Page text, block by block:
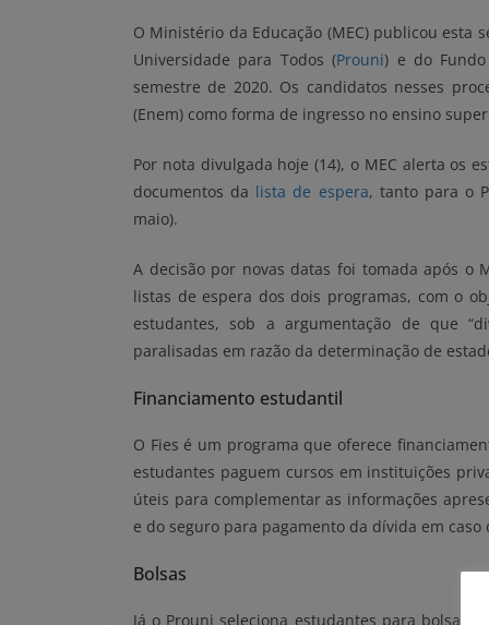
O Ministério da Educação (MEC) publicou esta
Universidade para Todos (Prouni) e do
semestre de 2020. Os candidatos nesses
(Enem) como forma de ingresso no ensino
Por nota divulgada hoje (14), o MEC alerta os
documentos da lista de espera, tanto para o
maio).
A decisão por novas datas foi tomada após o
listas de espera dos dois programas, com o
estudantes, sob a argumentação de que
paralisadas em razão da determinação de
Financiamento estudantil
O Fies é um programa que oferece
estudantes paguem cursos em instituições
úteis para complementar as informações
e do seguro para pagamento da dívida em caso
Bolsas
Já o Prouni seleciona estudantes para bolsas